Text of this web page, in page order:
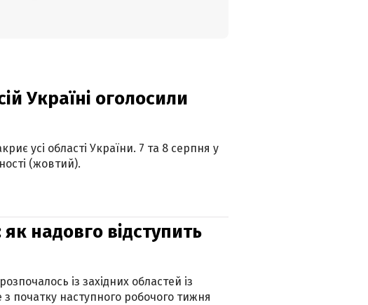
Україні оголосили
усі області України. 7 та 8 серпня у
(жовтий).
надовго відступить
із західних областей із
початку наступного робочого тижня